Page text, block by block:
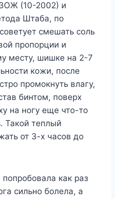
(10-2002) и
Штаба, по
смешать соль
пропорции и
месту, шишке на 2-7
кожи, после
промокнуть влагу,
бинтом, поверх
на ногу еще что-то
Такой теплый
от 3-х часов до
как раз
сильно болела, а